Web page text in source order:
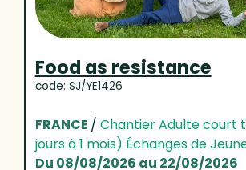
Food as resistance
code: SJ/YE1426
FRANCE / Chantier Adulte court
jours à 1 mois) Échanges de
Du 08/08/2026 au 22/08/2026